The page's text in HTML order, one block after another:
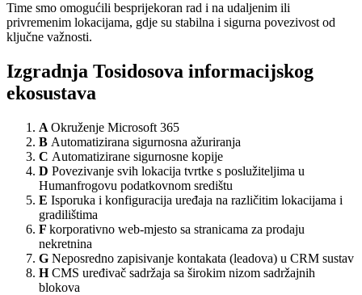
Time smo omogućili besprijekoran rad i na udaljenim ili
privremenim lokacijama, gdje su stabilna i sigurna povezivost od
ključne važnosti.
Izgradnja Tosidosova informacijskog
ekosustava
A Okruženje Microsoft 365
B Automatizirana sigurnosna ažuriranja
C Automatizirane sigurnosne kopije
D Povezivanje svih lokacija tvrtke s poslužiteljima u
Humanfrogovu podatkovnom središtu
E Isporuka i konfiguracija uređaja na različitim lokacijama i
gradilištima
F korporativno web-mjesto sa stranicama za prodaju
nekretnina
G Neposredno zapisivanje kontakata (leadova) u CRM sustav
HCMS uređivač sadržaja sa širokim nizom sadržajnih
blokova